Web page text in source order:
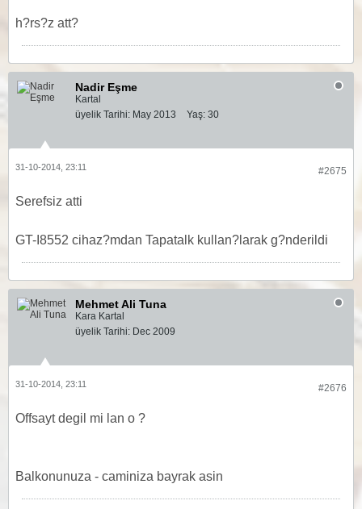
h?rs?z att?
Nadir Eşme
Kartal
üyelik Tarihi: May 2013 Yaş: 30
#2675
31-10-2014, 23:11
Serefsiz atti
GT-I8552 cihaz?mdan Tapatalk kullan?larak g?nderildi
Mehmet Ali Tuna
Kara Kartal
üyelik Tarihi: Dec 2009
#2676
31-10-2014, 23:11
Offsayt degil mi lan o ?
Balkonunuza - caminiza bayrak asin